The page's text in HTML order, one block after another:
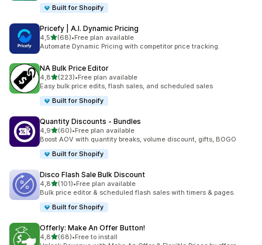
Built for Shopify
Pricefy | A.I. Dynamic Pricing
4,5/ 5 tähteä
(68)
68 arvostelua yhteensä
•Free plan available
Automate Dynamic Pricing with competitor price tracking.
NA Bulk Price Editor
4,8/ 5 tähteä
(223)
223 arvostelua yhteensä
•Free plan available
Easy bulk price edits, flash sales, and scheduled sales
Built for Shopify
Quantity Discounts ‑ Bundles
4,9/ 5 tähteä
(60)
60 arvostelua yhteensä
•Free plan available
Boost AOV with quantity breaks, volume discount, gifts, BOGO
Built for Shopify
Disco Flash Sale Bulk Discount
4,8/ 5 tähteä
(101)
101 arvostelua yhteensä
•Free plan available
Bulk price editor & scheduled flash sales with timers & pages.
Built for Shopify
Offerly: Make An Offer Button!
4,8/ 5 tähteä
(68)
68 arvostelua yhteensä
•Free to install